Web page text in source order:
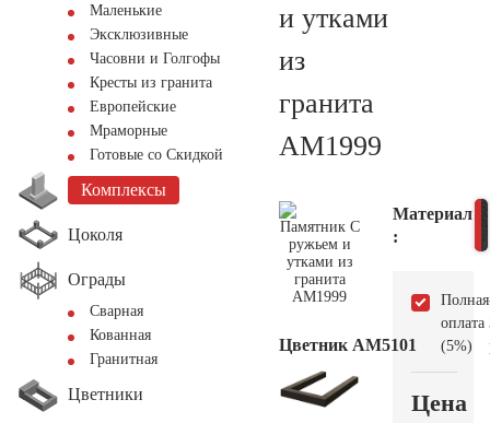
Маленькие
Эксклюзивные
Часовни и Голгофы
Кресты из гранита
Европейские
Мраморные
Готовые со Скидкой
Комплексы
Цоколя
Ограды
Сварная
Кованная
Гранитная
Цветники
и утками
из
гранита
AM1999
Цветник АМ5101
Материал
:
Полная
оплата
(5%)
Цена